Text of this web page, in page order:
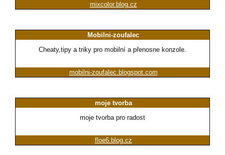
mixcolor.blog.cz
Mobilni-zoufalec
Cheaty,tipy a triky pro mobilní a přenosne konzole.
mobilni-zoufalec.blogspot.com
moje tvorba
moje tvorba pro radost
floe6.blog.cz